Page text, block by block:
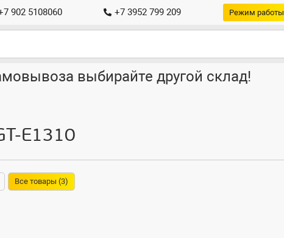
902 5108060 +7 3952 799 209 Режим работы
выбирайте другой склад!
E1310
Все товары (3)